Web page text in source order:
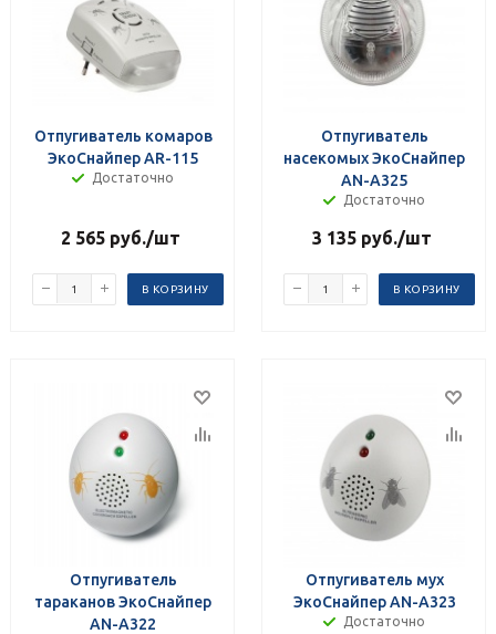
Отпугиватель комаров
ЭкоСнайпер AR-115
Достаточно
2 565 руб./шт
В КОРЗИНУ
Отпугиватель
насекомых ЭкоСнайпер
AN-A325
Достаточно
3 135 руб./шт
В КОРЗИНУ
Отпугиватель
тараканов ЭкоСнайпер
AN-A322
Отпугиватель мух
ЭкоСнайпер AN-A323
Достаточно